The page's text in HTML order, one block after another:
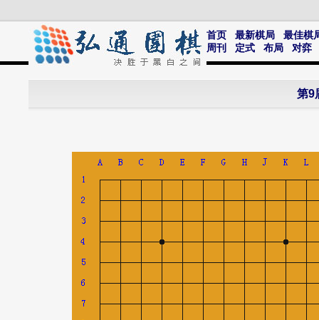
首页 最新棋局
最佳棋
周刊
定式 布局 对弈
第9